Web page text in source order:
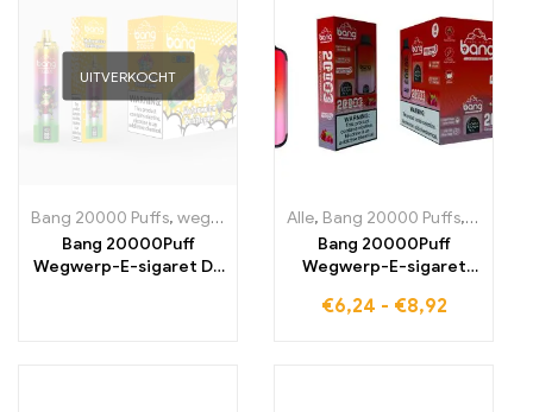
UITVERKOCHT
Bang 20000 Puffs, wegwerp-e-sigaretten ,Wegwerp e-sigaretten
Bang 20000Puff
Wegwerp-E-sigaret De
Alle, Bang 20000 Puffs,
Bang 20000Puff
Wegwerp-E-sigaret
van framboos en
€6,24 - €8,92